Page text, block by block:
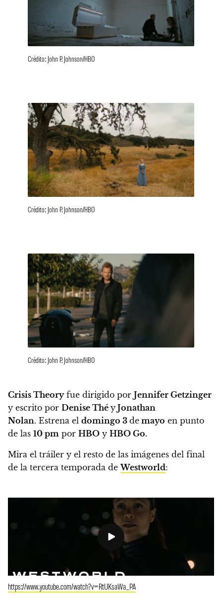
Crédito: John P. Johnson/HBO
Crédito: John P. Johnson/HBO
Crédito: John P. Johnson/HBO
Crisis Theoryfue dirigido por Jennifer Getzinger
y escrito por Denise Thé y Jonathan
Nolan. Estrena el domingo 3 de mayo en punto
de las 10 pm por HBO y HBO Go.
Mira el tráiler y el resto de las imágenes del final
de la tercera temporada deWestworld:
https://www.youtube.com/watch?v=RtUKsaWa_PA